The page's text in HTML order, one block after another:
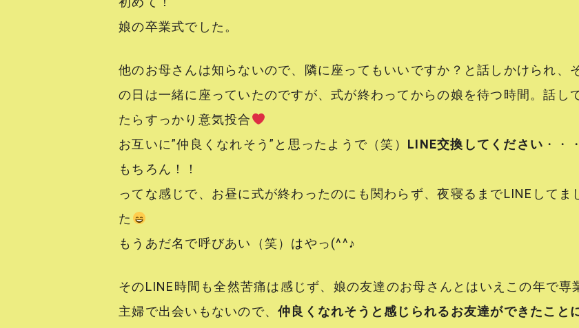
娘の卒業式でした。
他のお母さんは知らないので、隣に座ってもいいですか？と話しかけられ、
の日は一緒に座っていたのですが、式が終わってからの娘を待つ時間。話し
たらすっかり意気投合
お互いに”仲良くなれそう”と思ったようで（笑） LINE交換してください ・・・
もちろん！！
ってな感じで、お昼に式が終わったのにも関わらず、夜寝るまでLINEしてま
た
もうあだ名で呼びあい（笑）はやっ(^^♪
そのLINE時間も全然苦痛は感じず、娘の友達のお母さんとはいえこの年で専
主婦で出会いもないので、仲良くなれそうと感じられるお友達ができたこと